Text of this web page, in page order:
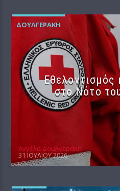
ΔΟΥΛΓΕΡΆΚΗ
στο Νότο
Αγγέλα Δουλγεράκη
31 ΙΟΥΛΊΟΥ 2026